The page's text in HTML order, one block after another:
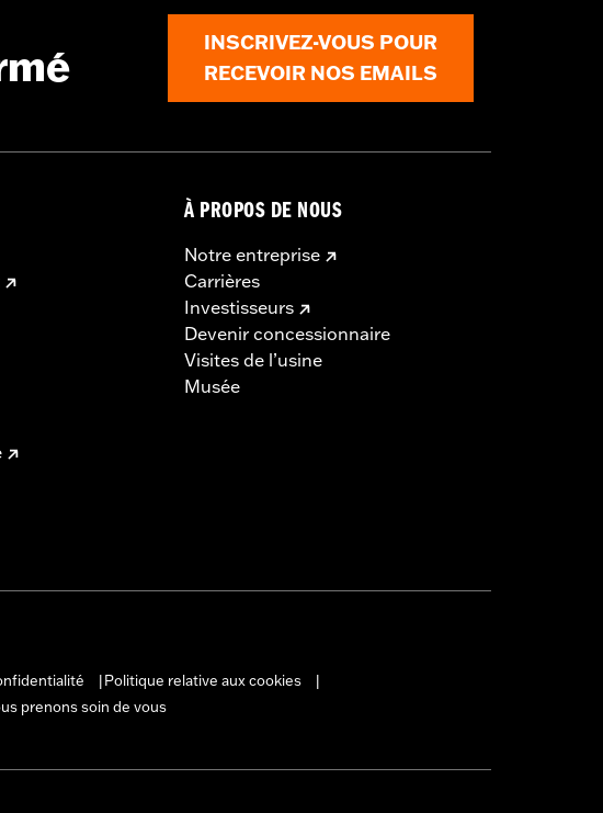
pas aux modèles de ’08 à ’13 avec guidon à
l'intérieur du guidon. Voir les guidons accessoires
INSCRIVEZ-VOUS POUR
RECEVOIR NOS EMAILS
À PROPOS DE NOUS
Notre entreprise
Carrières
Investisseurs
Devenir concessionnaire
Visites de l’usine
Musée
Politique relative aux cookies
prenons soin de vous